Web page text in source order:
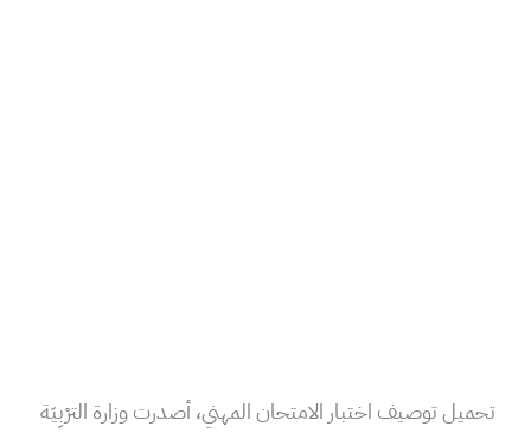
تحميل توصيف اختبار الامتحان المهني، أصدرت وزارة الترْبِيَة